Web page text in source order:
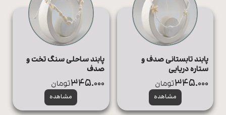
پابند تابستانی صدف و
ستاره دریایی
مشاهده
345.000تومان
پابند ساحلی سنگ تخت و
صدف
مشاهده
345.000تومان